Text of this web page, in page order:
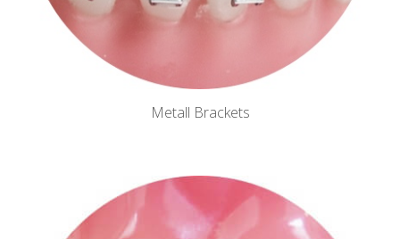
Metall Brackets